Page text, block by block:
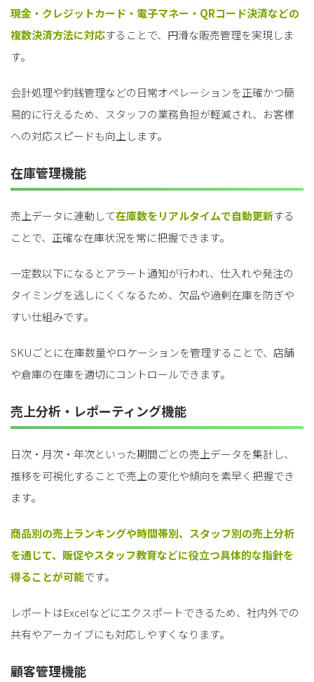
現金・クレジットカード・電子マネー・QRコード決済などの
複数決済方法に対応することで、円滑な販売管理を実現しま
す。
会計処理や釣銭管理などの日常オペレーションを正確かつ簡
易的に行えるため、スタッフの業務負担が軽減され、お客様
への対応スピードも向上します。
在庫管理機能
売上データに連動して在庫数をリアルタイムで自動更新する
ことで、正確な在庫状況を常に把握できます。
一定数以下になるとアラート通知が行われ、仕入れや発注の
タイミングを逃しにくくなるため、欠品や過剰在庫を防ぎや
すい仕組みです。
SKUごとに在庫数量やロケーションを管理することで、店舗
や倉庫の在庫を適切にコントロールできます。
売上分析・レポーティング機能
日次・月次・年次といった期間ごとの売上データを集計し、
推移を可視化することで売上の変化や傾向を素早く把握でき
ます。
商品別の売上ランキングや時間帯別、スタッフ別の売上分析
を通じて、販促やスタッフ教育などに役立つ具体的な指針を
得ることが可能です。
レポートはExcelなどにエクスポートできるため、社内外での
共有やアーカイブにも対応しやすくなります。
顧客管理機能